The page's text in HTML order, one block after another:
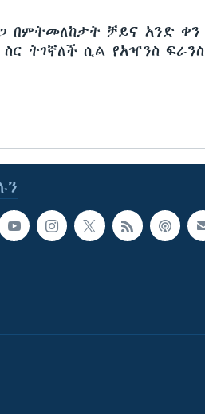
በምትመለከታት ቻይና አንድ ቀን
ትገኛለች ሲል የአዣንስ ፍራንስ